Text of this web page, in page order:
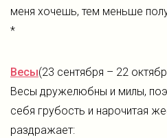
меня хочешь, тем меньше
*
Весы(23 сентября – 22
Весы дружелюбны и милы,
себя грубость и нарочитая
раздражает: